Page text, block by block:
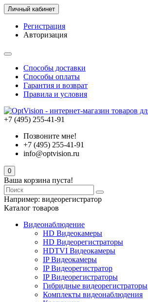
Личный кабинет
Регистрация
Авторизация
Способы доставки
Способы оплаты
Гарантия и возврат
Правила и условия
+7 (495) 255-41-91
Позвоните мне!
+7 (495) 255-41-91
info@optvision.ru
0
Ваша корзина пуста!
Например: видеорегистратор
Каталог товаров
Видеонаблюдение
HD Видеокамеры
HD Видеорегистраторы
HDTVI Видеокамеры
IP Видеокамеры
IP Видеорегистратор
IP Видеорегистраторы
Гибридные видеорегистраторы
Комплекты видеонаблюдения